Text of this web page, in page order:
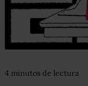
4 minutos de lectura